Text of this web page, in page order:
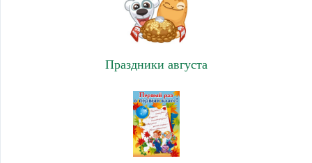
Праздники августа